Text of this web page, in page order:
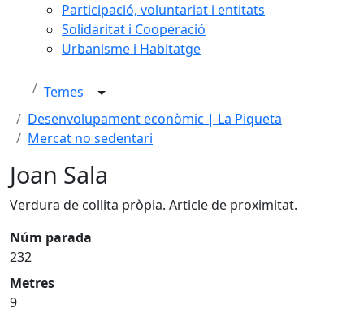
Participació, voluntariat i entitats
Solidaritat i Cooperació
Urbanisme i Habitatge
Temes
Desenvolupament econòmic | La Piqueta
Mercat no sedentari
Joan Sala
Verdura de collita pròpia. Article de proximitat.
Núm parada
232
Metres
9